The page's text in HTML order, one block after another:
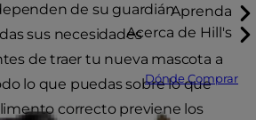
Aprenda
Acerca de Hill's
Dónde Comprar
de su guardián
sus necesidades
de traer tu nueva mascota a
lo que puedas sobre lo que
correcto previene los